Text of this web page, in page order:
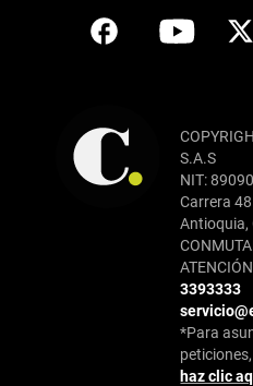
S.A.S
NIT:
Carrera
Antioquia,
3393333
*Para
haz clic